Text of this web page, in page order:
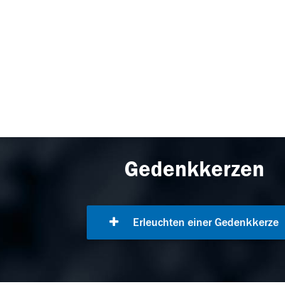
Gedenkkerzen
Erleuchten einer Gedenkkerze